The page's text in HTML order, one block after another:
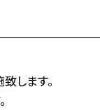
します。